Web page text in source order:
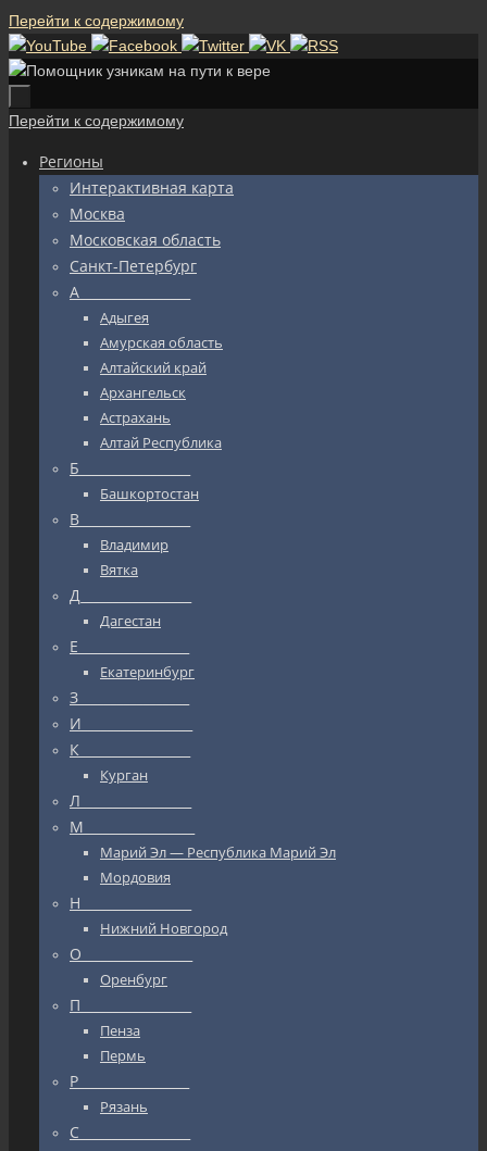
Перейти к содержимому
Перейти к содержимому
Регионы
Интерактивная карта
Москва
Московская область
Санкт-Петербург
А_________________
Адыгея
Амурская область
Алтайский край
Архангельск
Астрахань
Алтай Республика
Б_________________
Башкортостан
В_________________
Владимир
Вятка
Д_________________
Дагестан
Е_________________
Екатеринбург
З_________________
И_________________
К_________________
Курган
Л_________________
М_________________
Марий Эл — Республика Марий Эл
Мордовия
Н_________________
Нижний Новгород
О_________________
Оренбург
П_________________
Пенза
Пермь
Р_________________
Рязань
С_________________